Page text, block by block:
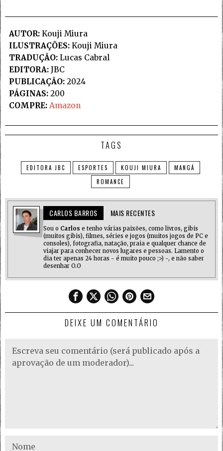
AUTOR:Kouji Miura
ILUSTRAÇÕES:Kouji Miura
TRADUÇÃO:Lucas Cabral
EDITORA:JBC
PUBLICAÇÃO:2024
PÁGINAS:200
COMPRE: Amazon
TAGS
EDITORA JBC ESPORTES KOUJI MIURA
MANGÁ
ROMANCE
CARLOS BARROS MAIS RECENTES
Sou o Carlos e tenho várias paixões, como livros, gibis
(muitos gibis), filmes, séries e jogos (muitos jogos de PC e
consoles), fotografia, natação, praia e qualquer chance de
viajar para conhecer novos lugares e pessoas. Lamento o
dia ter apenas 24 horas - é muito pouco ;>) -, e não saber
desenhar O.O
DEIXE UM COMENTÁRIO